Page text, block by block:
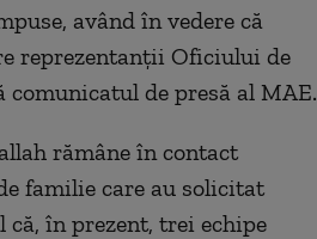
având în vedere că
reprezentanţii Oficiului de
comunicatul de presă al MAE.
rămâne în contact
familie care au solicitat
că, în prezent, trei echipe